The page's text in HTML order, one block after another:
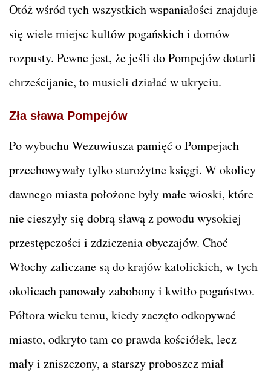
Otóż wśród tych wszystkich wspaniałości znajduje
się wiele miejsc kultów pogańskich i domów
rozpusty. Pewne jest, że jeśli do Pompejów dotarli
chrześcijanie, to musieli działać w ukryciu.
Zła sława Pompejów
Po wybuchu Wezuwiusza pamięć o Pompejach
przechowywały tylko starożytne księgi. W okolicy
dawnego miasta położone były małe wioski, które
nie cieszyły się dobrą sławą z powodu wysokiej
przestępczości i zdziczenia obyczajów. Choć
Włochy zaliczane są do krajów katolickich, w tych
okolicach panowały zabobony i kwitło pogaństwo.
Półtora wieku temu, kiedy zaczęto odkopywać
miasto, odkryto tam co prawda kościółek, lecz
mały i zniszczony, a starszy proboszcz miał